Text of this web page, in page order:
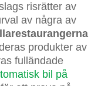
risrätter av
av några av
produkter av
fulländade
bil på